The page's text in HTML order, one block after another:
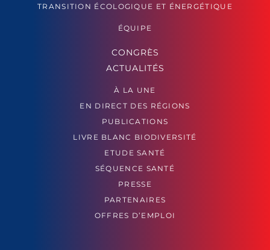
TRANSITION ÉCOLOGIQUE ET ÉNERGÉTIQUE
ÉQUIPE
CONGRÈS
ACTUALITÉS
À LA UNE
EN DIRECT DES RÉGIONS
PUBLICATIONS
LIVRE BLANC BIODIVERSITÉ
ETUDE SANTÉ
SÉQUENCE SANTÉ
PRESSE
PARTENAIRES
OFFRES D’EMPLOI